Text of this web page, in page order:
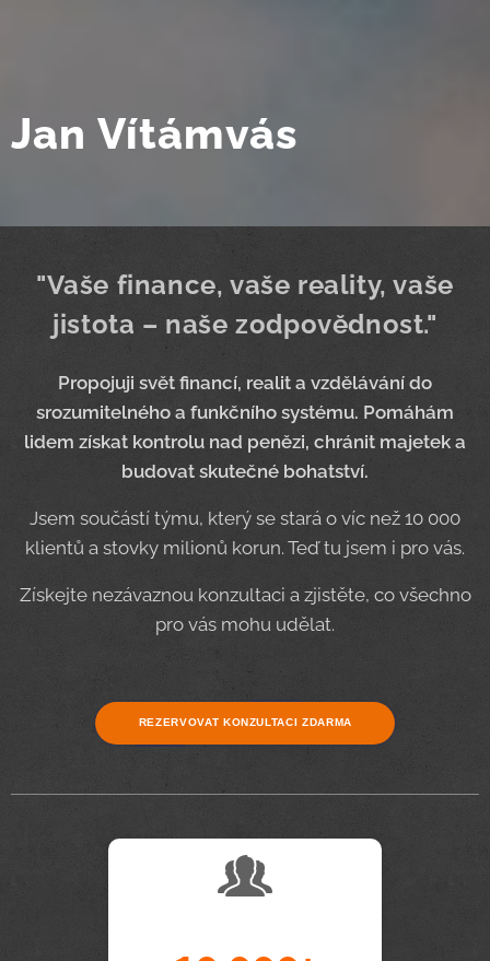
Jan Vítámvás
"Vaše finance, vaše reality, vaše
jistota – naše zodpovědnost."
Propojuji svět financí, realit a vzdělávání do
srozumitelného a funkčního systému. Pomáhám
lidem získat kontrolu nad penězi, chránit majetek a
budovat skutečné bohatství.
Jsem součástí týmu, který se stará o víc než 10 000
klientů a stovky milionů korun. Teď tu jsem i pro vás.
Získejte nezávaznou konzultaci a zjistěte, co všechno
pro vás mohu udělat.
REZERVOVAT KONZULTACI ZDARMA